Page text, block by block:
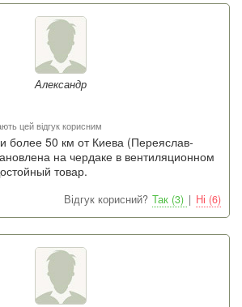
Александр
цей відгук корисним
более 50 км от Киева (Переяслав-
на чердаке в вентиляционном
товар.
Відгук корисний? Так (3) | Ні (6)